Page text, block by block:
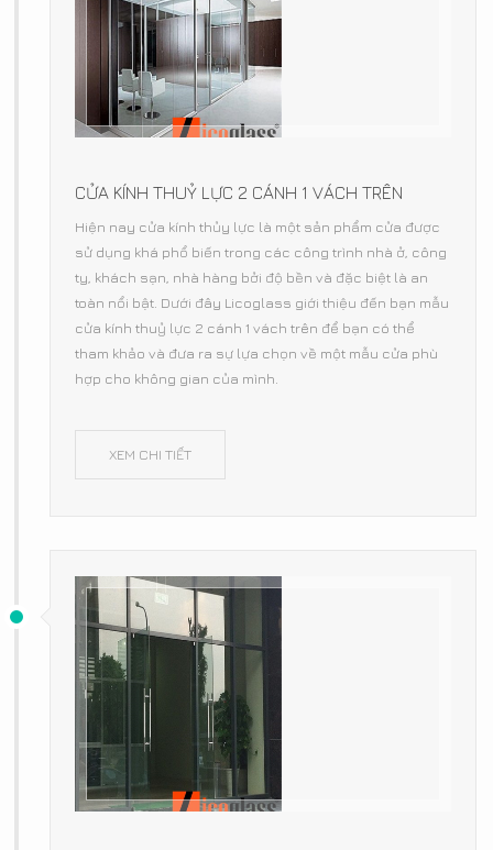
CỬA KÍNH THUỶ LỰC 2 CÁNH 1 VÁCH TRÊN
Hiện nay cửa kính thủy lực là một sản phẩm cửa được
sử dụng khá phổ biến trong các công trình nhà ở, công
ty, khách sạn, nhà hàng bởi độ bền và đặc biệt là an
toàn nổi bật. Dưới đây Licoglass giới thiệu đến bạn mẫu
cửa kính thuỷ lực 2 cánh 1 vách trên để bạn có thể
tham khảo và đưa ra sự lựa chọn về một mẫu cửa phù
hợp cho không gian của mình.
XEM CHI TIẾT